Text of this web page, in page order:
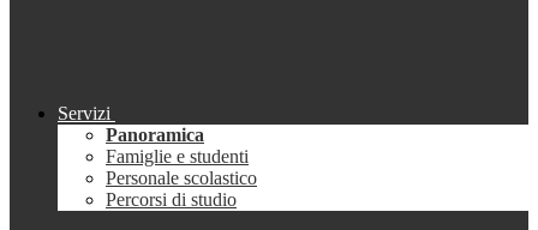
Servizi
Panoramica
Famiglie e studenti
Personale scolastico
Percorsi di studio